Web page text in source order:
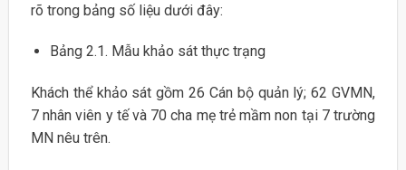
rõ trong bảng số liệu dưới đây:
Bảng 2.1. Mẫu khảo sát thực trạng
Khách thể khảo sát gồm 26 Cán bộ quản lý; 62 GVMN,
7 nhân viên y tế và 70 cha mẹ trẻ mầm non tại 7 trường
MN nêu trên.